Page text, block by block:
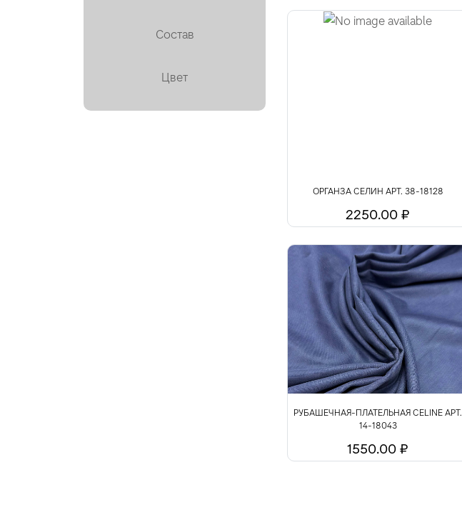
Состав
Цвет
ОРГАНЗА СЕЛИН АРТ. 38-18128
2250.00 ₽
РУБАШЕЧНАЯ-ПЛАТЕЛЬНАЯ CELINE АРТ.
14-18043
1550.00 ₽